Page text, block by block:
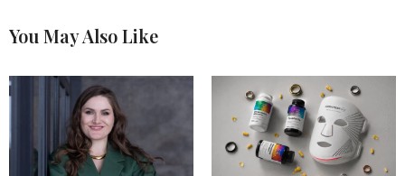
You May Also Like